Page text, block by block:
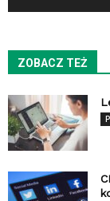
ZOBACZ TEŻ